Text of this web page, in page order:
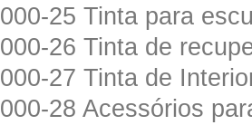
000-25 Tinta para
000-26 Tinta de
000-27 Tinta de
000-28 Acessórios